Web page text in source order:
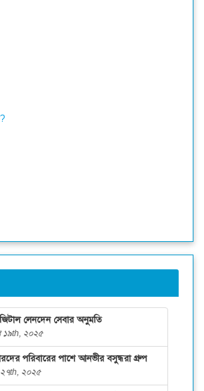
লেনদেন সেবার অনুমতি
১৯th, ২০২৫
পরিবারের পাশে আনভীর বসুন্ধরা গ্রুপ
২৭th, ২০২৫